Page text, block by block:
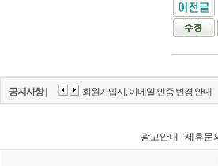
공지사항 | 회원가입시, 이메일 인증 변경 안내
광고안내 제휴문